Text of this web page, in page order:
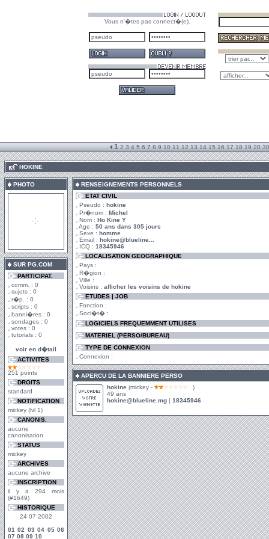
Vous n'�tes pas connect�(e).
1 2 3 4 5 6 7 8 9 10 11 12 13 14 15 16 17 18 19 20 30
HOKINE
PHOTO
SUR PG.COM
PARTICIPAT.
comm. : 0
sujets : 0
r�p. : 0
scripts : 0
banni�res : 0
sondages : 0
votes : 0
tutorials : 0
voir en d�tail
ACTIVITES
251 points
DROITS
standard
NOTIFICATION
mickey (lvl 1)
CANONIS.
aucune
canonisation
STATUS
mickey
ARCHIVES
aucune archive
INSCRIPTION
il y a 294 mois
(#1649)
HISTORIQUE
24 07 2002
01 02 03 04 05 06
07 08 09 10
RENSEIGNEMENTS PERSONNELS
ETAT CIVIL
Pseudo : hokine
Pr�nom : Michel
Nom : Ho Kine Y
Age : 50 ans dans 305 jours
Sexe : homme
Email : hokine@blueline...
ICQ : 18345946
LOCALISATION GEOGRAPHIQUE
Pays :
R�gion :
Ville :
Voisins : afficher les voisins de hokine
ETUDES | JOB
Fonction :
Soci�t� :
LOGICIELS FREQUEMMENT UTILISES
MATERIEL (PERSO/BUREAU)
TYPE DE CONNEXION
Connexion :
APERCU DE LA BANNIERE PERSO
hokine (mickey -
)
49 ans
hokine@blueline.mg | 18345946